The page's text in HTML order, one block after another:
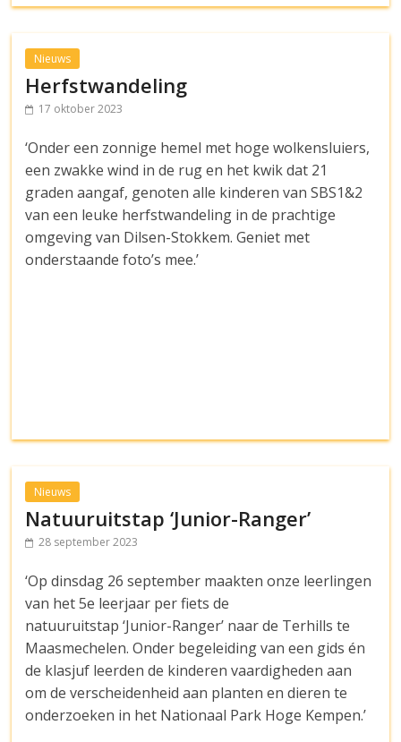
Nieuws
Herfstwandeling
17 oktober 2023
‘Onder een zonnige hemel met hoge wolkensluiers,
een zwakke wind in de rug en het kwik dat 21
graden aangaf, genoten alle kinderen van SBS1&2
van een leuke herfstwandeling in de prachtige
omgeving van Dilsen-Stokkem. Geniet met
onderstaande foto’s mee.’
Nieuws
Natuuruitstap ‘Junior-Ranger’
28 september 2023
‘Op dinsdag 26 september maakten onze leerlingen
van het 5e leerjaar per fiets de
natuuruitstap ‘Junior-Ranger’ naar de Terhills te
Maasmechelen. Onder begeleiding van een gids én
de klasjuf leerden de kinderen vaardigheden aan
om de verscheidenheid aan planten en dieren te
onderzoeken in het Nationaal Park Hoge Kempen.’